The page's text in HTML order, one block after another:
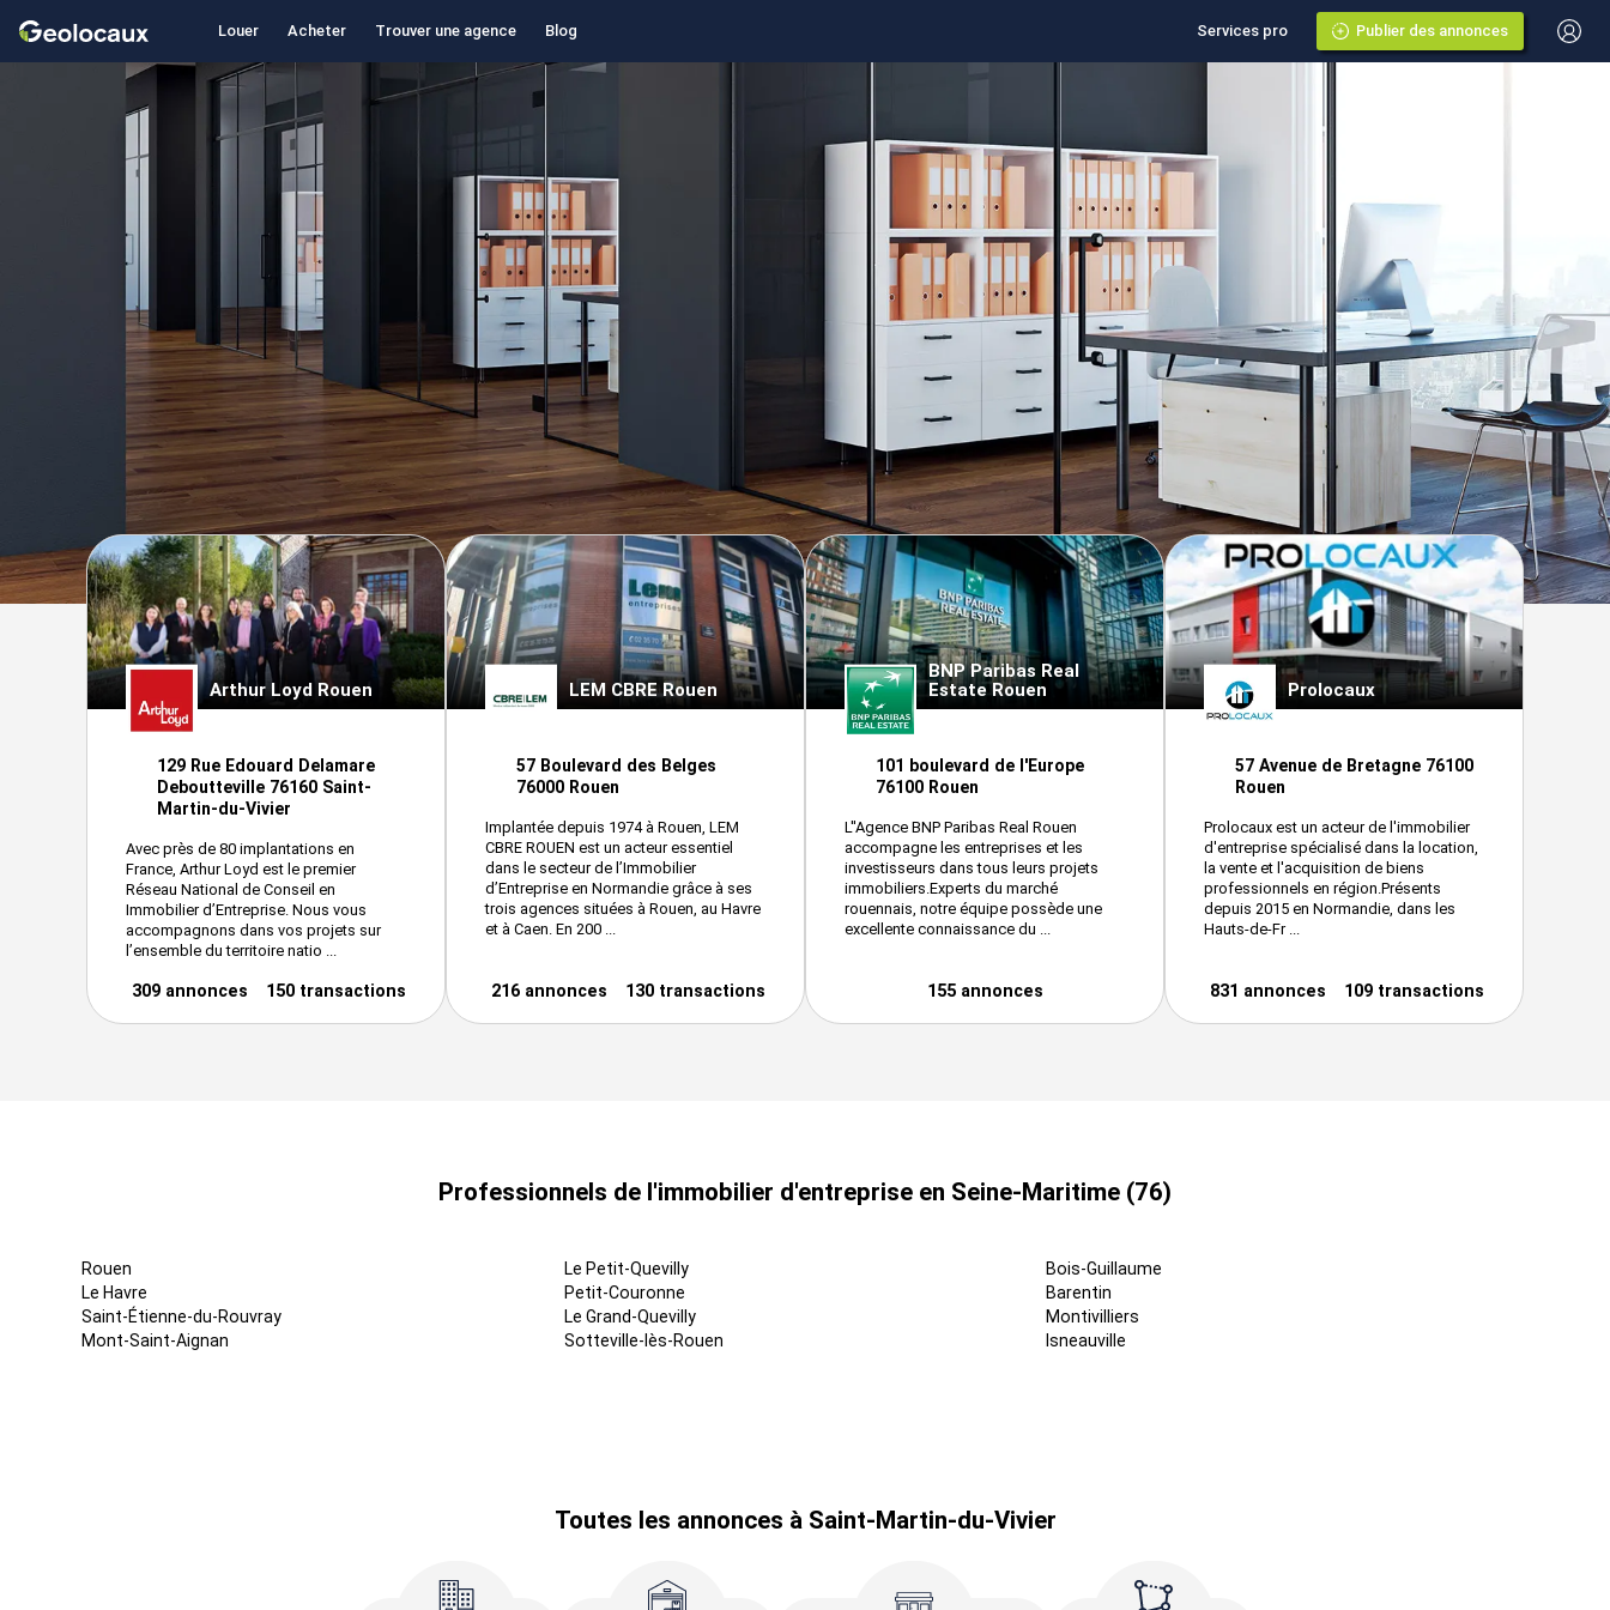
Louer Acheter Trouver une agence Blog Services pro Publier des annonces
Normandie Seine-Maritime Saint-Martin-du-Vivier
Agences spécialistes de l'immobilier
d'entreprise à Saint-Martin-du-Vivier
Arthur Loyd Rouen
129 Rue Edouard Delamare
Deboutteville 76160 Saint-
Martin-du-Vivier
Avec près de 80 implantations en
France, Arthur Loyd est le premier
Réseau National de Conseil en
Immobilier d’Entreprise. Nous vous
accompagnons dans vos projets sur
l’ensemble du territoire natio ...
309 annonces 150 transactions
LEM CBRE Rouen
57 Boulevard des Belges
76000 Rouen
Implantée depuis 1974 à Rouen, LEM
CBRE ROUEN est un acteur essentiel
dans le secteur de l’Immobilier
d’Entreprise en Normandie grâce à ses
trois agences situées à Rouen, au Havre
et à Caen. En 200 ...
216 annonces 130 transactions
BNP Paribas Real
Estate Rouen
101 boulevard de l'Europe
76100 Rouen
L''Agence BNP Paribas Real Rouen
accompagne les entreprises et les
investisseurs dans tous leurs projets
immobiliers.Experts du marché
rouennais, notre équipe possède une
excellente connaissance du ...
155 annonces
Prolocaux
57 Avenue de Bretagne 76100
Rouen
Prolocaux est un acteur de l'immobilier
d'entreprise spécialisé dans la location,
la vente et l'acquisition de biens
professionnels en région.Présents
depuis 2015 en Normandie, dans les
Hauts-de-Fr ...
831 annonces 109 transactions
Professionnels de l'immobilier d'entreprise en Seine-Maritime (76)
Rouen
Le Havre
Saint-Étienne-du-Rouvray
Mont-Saint-Aignan
Le Petit-Quevilly
Petit-Couronne
Le Grand-Quevilly
Sotteville-lès-Rouen
Bois-Guillaume
Barentin
Montivilliers
Isneauville
Toutes les annonces à Saint-Martin-du-Vivier